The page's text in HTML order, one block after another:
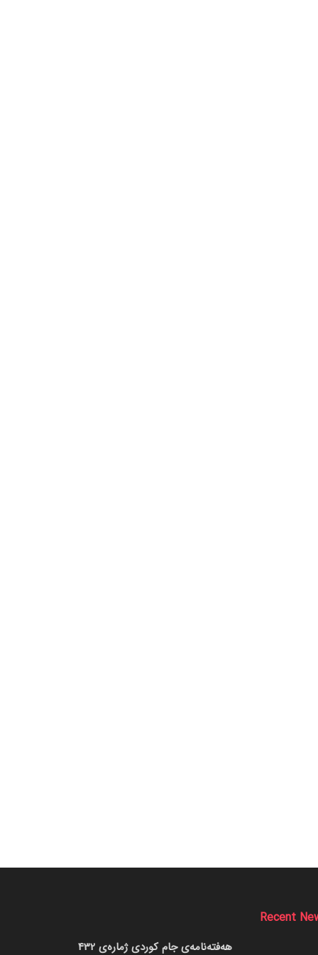
Recent
هەفتەنامەی جام کوردی ژمارەی 432